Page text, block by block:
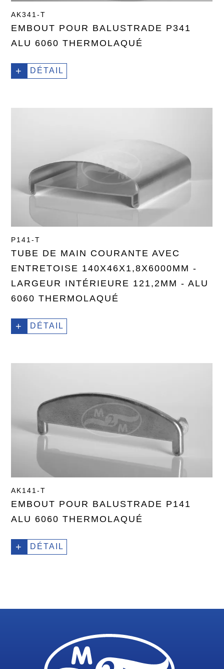
AK341-T
EMBOUT POUR BALUSTRADE P341
ALU 6060 THERMOLAQUÉ
+ DÉTAIL
P141-T
TUBE DE MAIN COURANTE AVEC
ENTRETOISE 140X46X1,8X6000MM -
LARGEUR INTÉRIEURE 121,2MM - ALU
6060 THERMOLAQUÉ
+ DÉTAIL
AK141-T
EMBOUT POUR BALUSTRADE P141
ALU 6060 THERMOLAQUÉ
+ DÉTAIL